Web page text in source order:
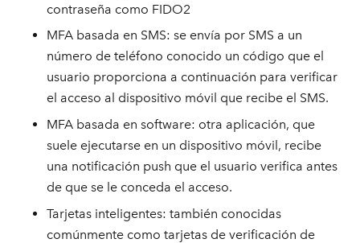
contraseña como FIDO2
MFA basada en SMS: se envía por SMS a un
número de teléfono conocido un código que el
usuario proporciona a continuación para verificar
el acceso al dispositivo móvil que recibe el SMS.
MFA basada en software: otra aplicación, que
suele ejecutarse en un dispositivo móvil, recibe
una notificación push que el usuario verifica antes
de que se le conceda el acceso.
Tarjetas inteligentes: también conocidas
comúnmente como tarjetas de verificación de